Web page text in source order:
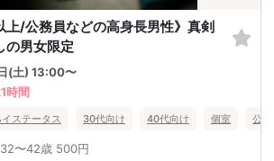
上/公務員などの高身長男性》真剣
の男女限定
(土) 13:00〜
時間
イステータス 30代向け 40代向け 個室 公
32〜42歳 500円